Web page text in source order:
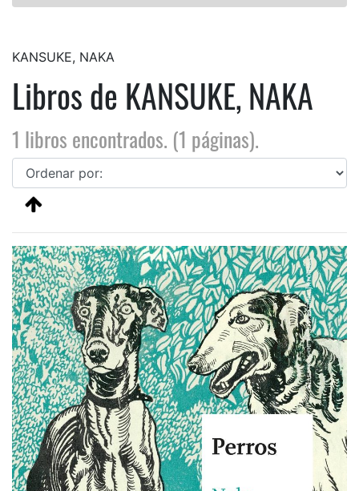
KANSUKE, NAKA
Libros de KANSUKE, NAKA
1 libros encontrados. (1 páginas).